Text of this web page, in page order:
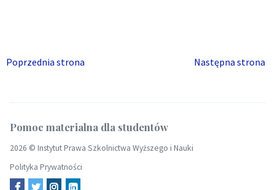
Poprzednia strona Następna strona
Pomoc materialna dla studentów
2026 © Instytut Prawa Szkolnictwa Wyższego i Nauki
Polityka Prywatności